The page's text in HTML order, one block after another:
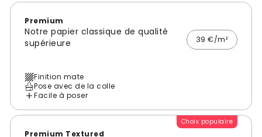
Premium
Notre papier classique de qualité
supérieure
39 €/m²
Finition mate
Pose avec de la colle
Facile à poser
Choix populaire
Premium Textured